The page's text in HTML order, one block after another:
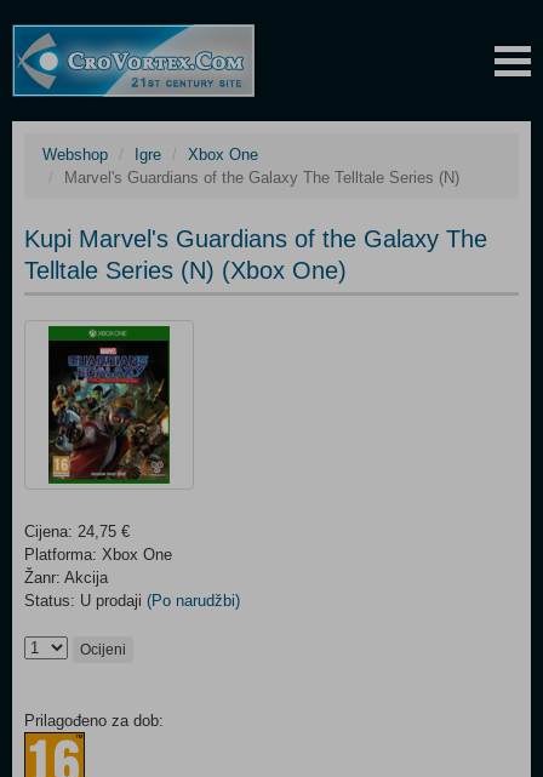
Webshop Igre
Xbox One
Marvel's Guardians of the Galaxy The Telltale Series (N)
Kupi Marvel's Guardians of the Galaxy The
Telltale Series (N) (Xbox One)
Cijena: 24,75 €
Platforma: Xbox One
Žanr: Akcija
Status: U prodaji (Po narudžbi)
Ocijeni
Prilagođeno za dob: